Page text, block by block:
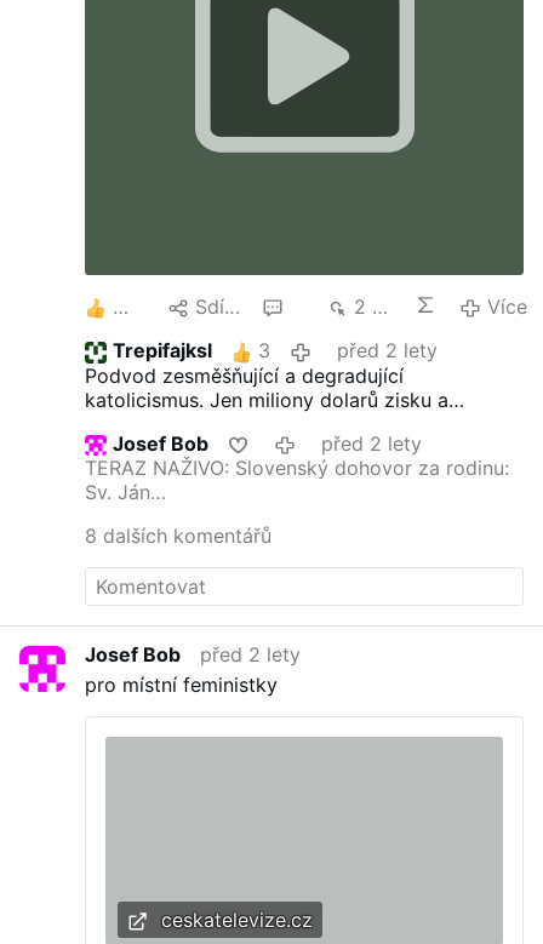
Sdílet 2 tis.
Více
Trepifajksl
3
před 2 lety
Podvod zesměšňující a degradující
katolicismus. Jen miliony dolarů zisku a
Rovná cesta do pekel.
Josef Bob
před 2 lety
TERAZ NAŽIVO: Slovenský dohovor za rodinu:
Sv. Ján…
8 dalších komentářů
Josef Bob
před 2 lety
pro místní feministky
ceskatelevize.cz